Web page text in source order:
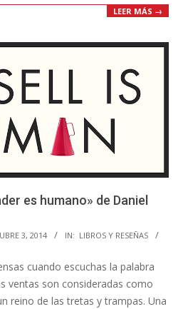
LEER MÁS →
es humano» de Daniel
3, 2014 IN: LIBROS Y RESEÑAS
cuando escuchas la palabra
ventas son consideradas como
reino de las tretas y trampas. Una